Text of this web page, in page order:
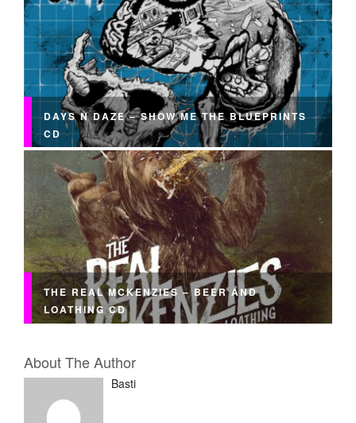
DAYS N DAZE – SHOW ME THE BLUEPRINTS
CD
THE REAL MCKENZIES – BEER AND
LOATHING CD
About The Author
Basti